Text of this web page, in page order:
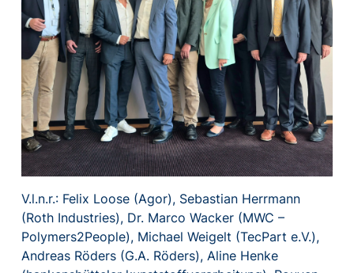
V.l.n.r.: Felix Loose (Agor), Sebastian Herrmann
(Roth Industries), Dr. Marco Wacker (MWC –
Polymers2People), Michael Weigelt (TecPart e.V.),
Andreas Röders (G.A. Röders), Aline Henke